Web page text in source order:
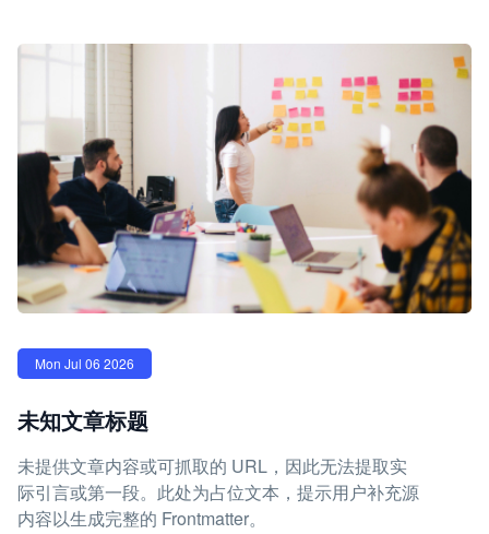
Mon Jul 06 2026
未知文章标题
未提供文章内容或可抓取的 URL，因此无法提取实
际引言或第一段。此处为占位文本，提示用户补充源
内容以生成完整的 Frontmatter。